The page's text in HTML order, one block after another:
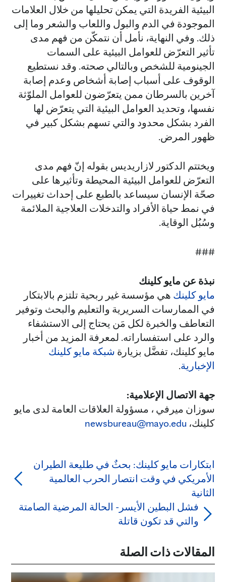
البيئية الفريدة التي يمكن تحليلها من خلال العلامات
الموجودة في الدم والبول واللعاب والشعر وما إلى
ذلك. وفي النهاية، نأمل أن نتمكّن من فهم مدى
تأثير التعرّض للعوامل البيئية على السمات
الجينومية للشخص وبالتالي صحته. وقد نستطيع
الوقوف على أسباب إصابة أشخاص وعدم إصابة
آخرين بالسرطان ممن يتعرّضون للعوامل الملوّثة
نفسها، وتحديد العوامل البيئية التي يتعرّض لها
الفرد بشكل محدود والتي تسهم بشكل كبير في
ظهور المرض.
ويختتم الدكتور لازاريديس بقوله إنّ فهم مدى
التعرّض للعوامل البيئية المحيطة وتأثيرها على
صحّة الإنسان سيساعد بالطبع على إحداث تغييرات
في نمط حياة الأفراد والتدخلات العلاجية الملائمة
وسُبُل الوقاية.
###
نبذة عن مايو كلينك
مايو كلينك هي مؤسسة غير ربحية تلتزم بالابتكار
في الممارسات السريرية والتعليم والبحث وتوفير
التعاطف والخبرة لكل مَن يحتاج إلى الاستشفاء
والرد على استفساراته. لمعرفة المزيد من أخبار
مايو كلينك، تفضَّل بزيارة شبكة مايو كلينك
الإخبارية.
جهة الاتصال الإعلامية:
سوزان ميرفي ، مسؤولة العلاقات العامة لدى مايو
كلينك، newsbureau@mayo.edu
ابتكارات مايو كلينك: بحثٌ في طليعة الطيران
الأمريكي في وقت انتصار الحرب العالمية
الثانية
فشل البطين الأيسر- الحالة المرضية الصامتة
والتي قد تكون قاتلة
المقالات ذات الصلة